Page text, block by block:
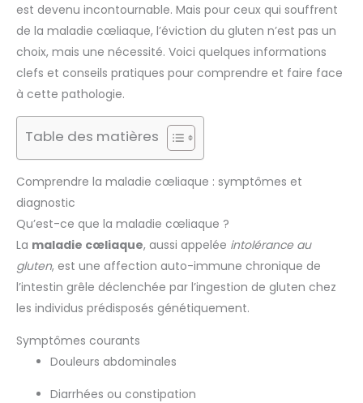
est devenu incontournable. Mais pour ceux qui souffrent
de la maladie cœliaque, l’éviction du gluten n’est pas un
choix, mais une nécessité. Voici quelques informations
clefs et conseils pratiques pour comprendre et faire face
à cette pathologie.
Table des matières
Comprendre la maladie cœliaque : symptômes et
diagnostic
Qu’est-ce que la maladie cœliaque ?
La maladie cœliaque, aussi appelée intolérance au
gluten, est une affection auto-immune chronique de
l’intestin grêle déclenchée par l’ingestion de gluten chez
les individus prédisposés génétiquement.
Symptômes courants
Douleurs abdominales
Diarrhées ou constipation